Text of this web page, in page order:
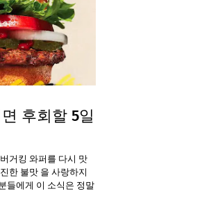
후회할 5일
거킹 와퍼를 다시 맛
한 불맛 을 사랑하지
들에게 이 소식은 정말